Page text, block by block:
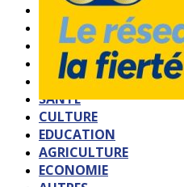
ACCUEIL
QUI SOMMES-NOUS?
POLITIQUE
SOCIETE
SPORTS
SANTE
CULTURE
EDUCATION
AGRICULTURE
ECONOMIE